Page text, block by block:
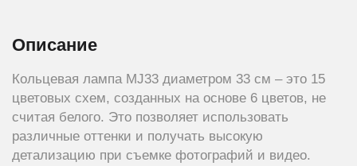
Описание
Кольцевая лампа MJ33 диаметром 33 см – это 15
цветовых схем, созданных на основе 6 цветов, не
считая белого. Это позволяет использовать
различные оттенки и получать высокую
детализацию при съемке фотографий и видео.